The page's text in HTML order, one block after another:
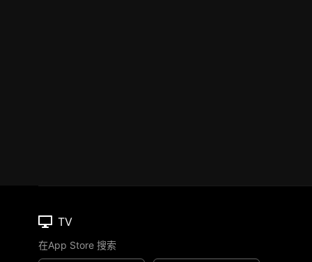
TV
在App Store 搜索